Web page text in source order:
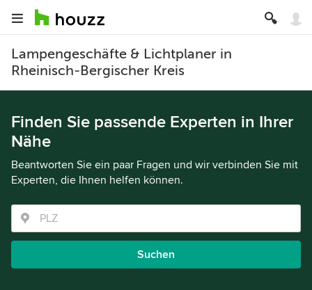
Lampengeschäfte & Lichtplaner in
Rheinisch-Bergischer Kreis
Finden Sie passende Experten in Ihrer
Nähe
Beantworten Sie ein paar Fragen und wir verbinden Sie mit
Experten, die Ihnen helfen können.
Suchen